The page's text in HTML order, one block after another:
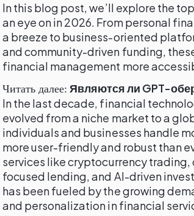
In this blog post, we’ll explore the
an eye on in 2026. From personal
a breeze to business-oriented
and community-driven funding,
financial management more
Читать далее: Являются ли GPT-
In the last decade, financial
evolved from a niche market to a
individuals and businesses handle
more user-friendly and robust than
services like cryptocurrency
focused lending, and AI-driven
has been fueled by the growing
and personalization in financial